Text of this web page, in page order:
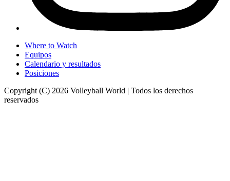
Where to Watch
Equipos
Calendario y resultados
Posiciones
Copyright (C) 2026 Volleyball World | Todos los derechos
reservados